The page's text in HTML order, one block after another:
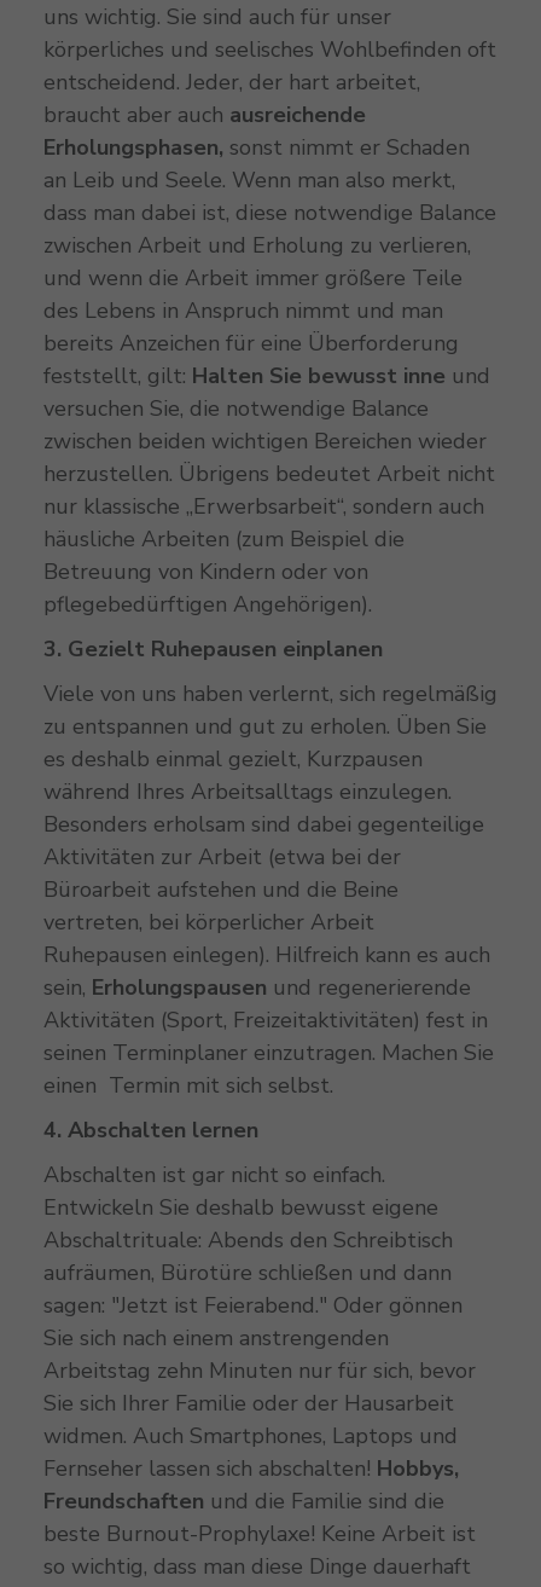
uns wichtig. Sie sind auch für unser
körperliches und seelisches Wohlbefinden oft
entscheidend. Jeder, der hart arbeitet,
braucht aber auch ausreichende
Erholungsphasen, sonst nimmt er Schaden
an Leib und Seele. Wenn man also merkt,
dass man dabei ist, diese notwendige Balance
zwischen Arbeit und Erholung zu verlieren,
und wenn die Arbeit immer größere Teile
des Lebens in Anspruch nimmt und man
bereits Anzeichen für eine Überforderung
feststellt, gilt: Halten Sie bewusst inne und
versuchen Sie, die notwendige Balance
zwischen beiden wichtigen Bereichen wieder
herzustellen. Übrigens bedeutet Arbeit nicht
nur klassische „Erwerbsarbeit“, sondern auch
häusliche Arbeiten (zum Beispiel die
Betreuung von Kindern oder von
pflegebedürftigen Angehörigen).
3. Gezielt Ruhepausen einplanen
Viele von uns haben verlernt, sich regelmäßig
zu entspannen und gut zu erholen. Üben Sie
es deshalb einmal gezielt, Kurzpausen
während Ihres Arbeitsalltags einzulegen.
Besonders erholsam sind dabei gegenteilige
Aktivitäten zur Arbeit (etwa bei der
Büroarbeit aufstehen und die Beine
vertreten, bei körperlicher Arbeit
Ruhepausen einlegen). Hilfreich kann es auch
sein, Erholungspausen und regenerierende
Aktivitäten (Sport, Freizeitaktivitäten) fest in
seinen Terminplaner einzutragen. Machen Sie
einen Termin mit sich selbst.
4. Abschalten lernen
Abschalten ist gar nicht so einfach.
Entwickeln Sie deshalb bewusst eigene
Abschaltrituale: Abends den Schreibtisch
aufräumen, Bürotüre schließen und dann
sagen: "Jetzt ist Feierabend." Oder gönnen
Sie sich nach einem anstrengenden
Arbeitstag zehn Minuten nur für sich, bevor
Sie sich Ihrer Familie oder der Hausarbeit
widmen. Auch Smartphones, Laptops und
Fernseher lassen sich abschalten! Hobbys,
Freundschaften und die Familie sind die
beste Burnout-Prophylaxe! Keine Arbeit ist
so wichtig, dass man diese Dinge dauerhaft